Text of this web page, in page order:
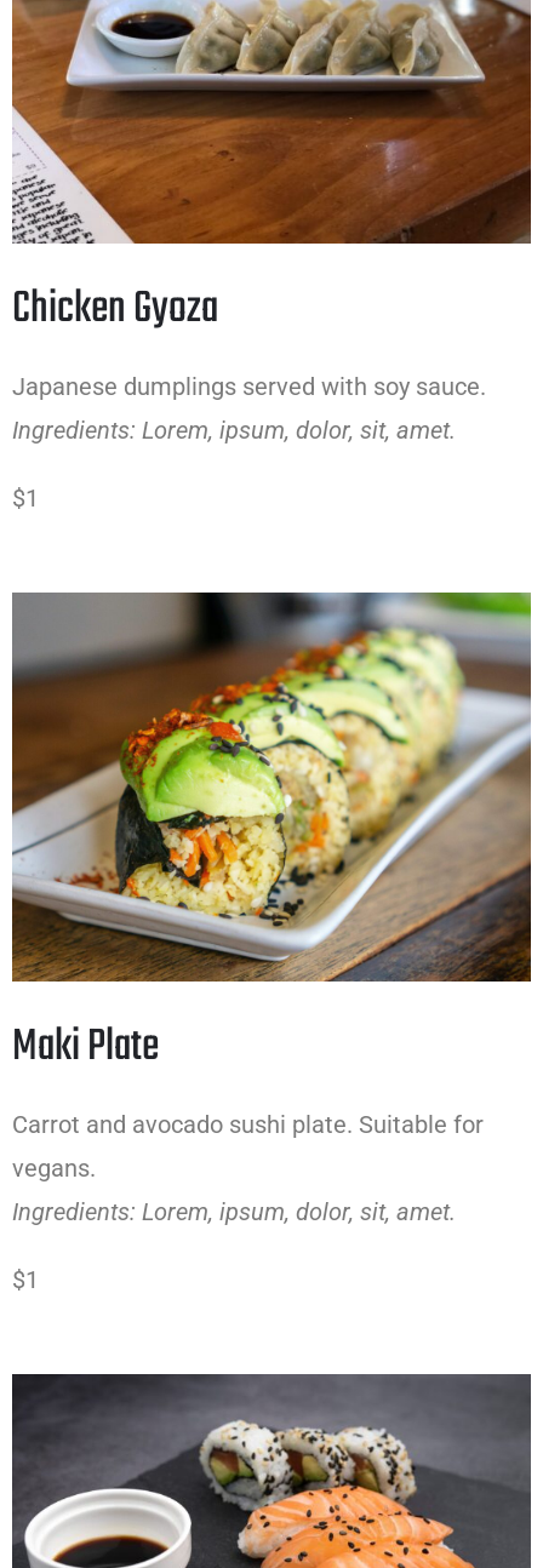
Chicken Gyoza
Japanese dumplings served with soy sauce.
Ingredients: Lorem, ipsum, dolor, sit, amet.
$1
Maki Plate
Carrot and avocado sushi plate. Suitable for
vegans.
Ingredients: Lorem, ipsum, dolor, sit, amet.
$1